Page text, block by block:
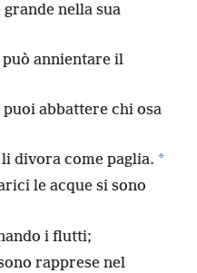
grande nella sua
può annientare il
puoi abbattere chi osa
divora come paglia. *
le acque si sono
i flutti;
rapprese nel